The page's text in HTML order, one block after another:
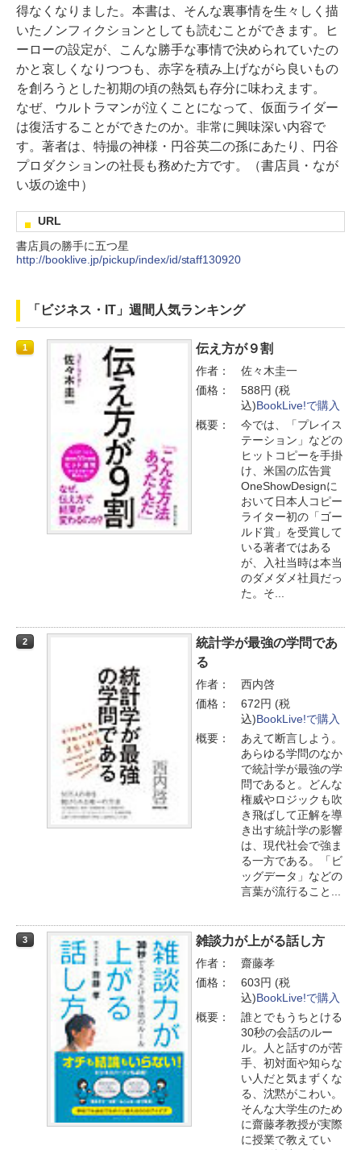
得なくなりました。本書は、そんな裏事情を生々しく描
いたノンフィクションとしても読むことができます。ヒ
ーローの設定が、こんな勝手な事情で決められていたの
かと哀しくなりつつも、赤字を積み上げながら良いもの
を創ろうとした初期の頃の熱気も存分に味わえます。
なぜ、ウルトラマンが泣くことになって、仮面ライダー
は復活することができたのか。非常に興味深い内容で
す。著者は、特撮の神様・円谷英二の孫にあたり、円谷
プロダクションの社長も務めた方です。（書店員・なが
い坂の途中）
URL
書店員の勝手に五つ星
http://booklive.jp/pickup/index/id/staff130920
「ビジネス・IT」週間人気ランキング
1 伝え方が９割
作者：
佐々木圭一
価格：
588円 (税
込)BookLive!で購入
概要：
今では、「プレイス
テーション」などの
ヒットコピーを手掛
け、米国の広告賞
OneShowDesignに
おいて日本人コピー
ライター初の「ゴー
ルド賞」を受賞して
いる著者ではある
が、入社当時は本当
のダメダメ社員だっ
た。そ...
2
統計学が最強の学問であ
る
作者：
西内啓
価格：
672円 (税
込)BookLive!で購入
概要：
あえて断言しよう。
あらゆる学問のなか
で統計学が最強の学
問であると。どんな
権威やロジックも吹
き飛ばして正解を導
き出す統計学の影響
は、現代社会で強ま
る一方である。「ビ
ッグデータ」などの
言葉が流行ること...
3 雑談力が上がる話し方
作者：
齋藤孝
価格：
603円 (税
込)BookLive!で購入
概要：
誰とでもうちとける
30秒の会話のルー
ル。人と話すのが苦
手、初対面や知らな
い人だと気まずくな
る、沈黙がこわい。
そんな大学生のため
に齋藤孝教授が実際
に授業で教えてい